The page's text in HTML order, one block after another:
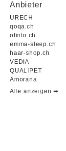
Anbieter
URECH
qoqa.ch
ofinto.ch
emma-sleep.ch
haar-shop.ch
VEDIA
QUALIPET
Amorana
Alle anzeigen ➡︎